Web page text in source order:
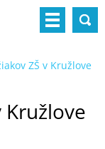
ZŠ v Kružlove
Kružlove